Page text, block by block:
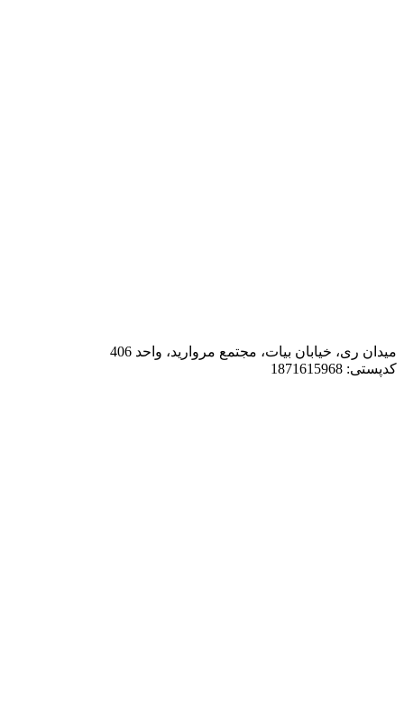
میدان ری، خیابان بیات، مجتمع مروارید، واحد 406
کدپستی: 1871615968